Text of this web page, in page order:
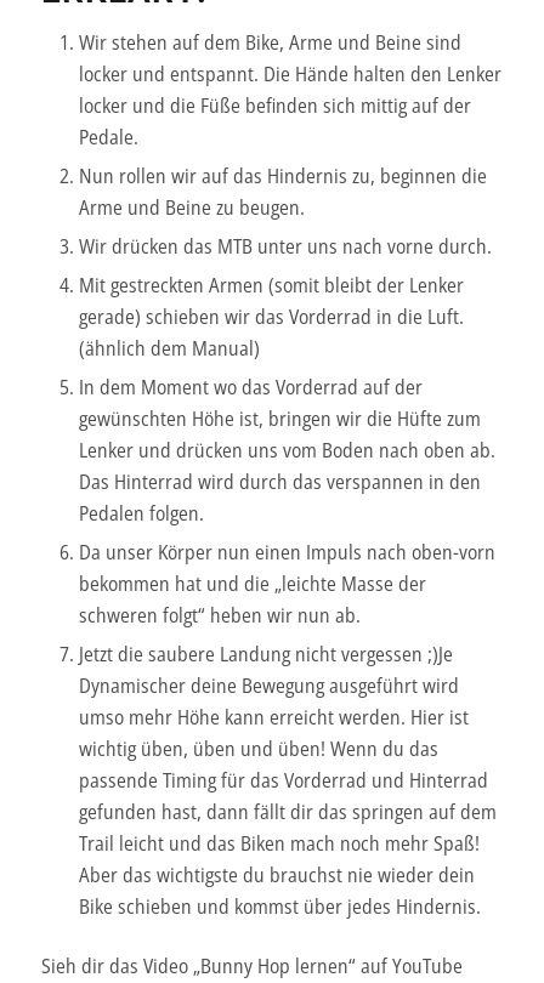
Wir stehen auf dem Bike, Arme und Beine sind
locker und entspannt. Die Hände halten den Lenker
locker und die Füße befinden sich mittig auf der
Pedale.
Nun rollen wir auf das Hindernis zu, beginnen die
Arme und Beine zu beugen.
Wir drücken das MTB unter uns nach vorne durch.
Mit gestreckten Armen (somit bleibt der Lenker
gerade) schieben wir das Vorderrad in die Luft.
(ähnlich dem Manual)
In dem Moment wo das Vorderrad auf der
gewünschten Höhe ist, bringen wir die Hüfte zum
Lenker und drücken uns vom Boden nach oben ab.
Das Hinterrad wird durch das verspannen in den
Pedalen folgen.
Da unser Körper nun einen Impuls nach oben-vorn
bekommen hat und die „leichte Masse der
schweren folgt“ heben wir nun ab.
Jetzt die saubere Landung nicht vergessen ;)Je
Dynamischer deine Bewegung ausgeführt wird
umso mehr Höhe kann erreicht werden. Hier ist
wichtig üben, üben und üben! Wenn du das
passende Timing für das Vorderrad und Hinterrad
gefunden hast, dann fällt dir das springen auf dem
Trail leicht und das Biken mach noch mehr Spaß!
Aber das wichtigste du brauchst nie wieder dein
Bike schieben und kommst über jedes Hindernis.
Sieh dir das Video „Bunny Hop lernen“ auf YouTube